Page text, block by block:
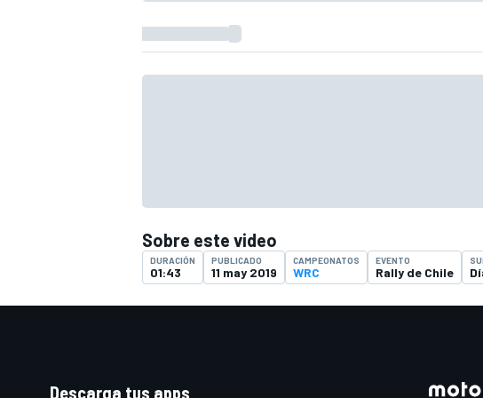
FÓRMULA E
WRC
Sobre este video
DURACIÓN
01:43
PUBLICADO
11 may 2019
CAMPEONATOS
WRC
EVENTO
Rally de Chile
Descarga tus apps